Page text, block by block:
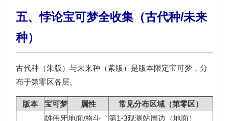
五、悖论宝可梦全收集（古代种/未来
种）
古代种（朱版）与未来种（紫版）是版本限定宝可梦，分
布于第零区各层。
版本 宝可梦 属性 常见分布区域（第零区）
雄伟牙地面/格斗
第1-3观测站周边（地面）